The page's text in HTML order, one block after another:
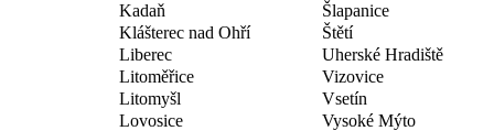
Kadaň
Klášterec nad Ohří
Liberec
Litoměřice
Litomyšl
Lovosice
Šlapanice
Štětí
Uherské Hradiště
Vizovice
Vsetín
Vysoké Mýto